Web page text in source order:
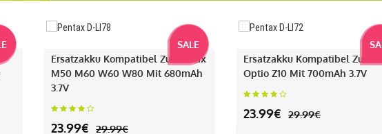
SALE
Ersatzakku Kompatibel Zu Pentax
M50 M60 W60 W80 Mit 680mAh
3.7V
23.99€ 29.99€
Ersatzakku Kompatibel Zu
Optio Z10 Mit 700mAh 3.7V
23.99€ 29.99€